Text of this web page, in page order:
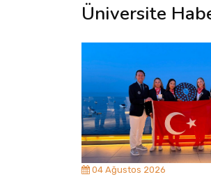
Üniversite
04 Ağustos 2026